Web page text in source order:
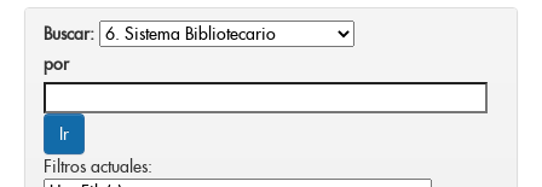
Buscar:
por
Filtros actuales: